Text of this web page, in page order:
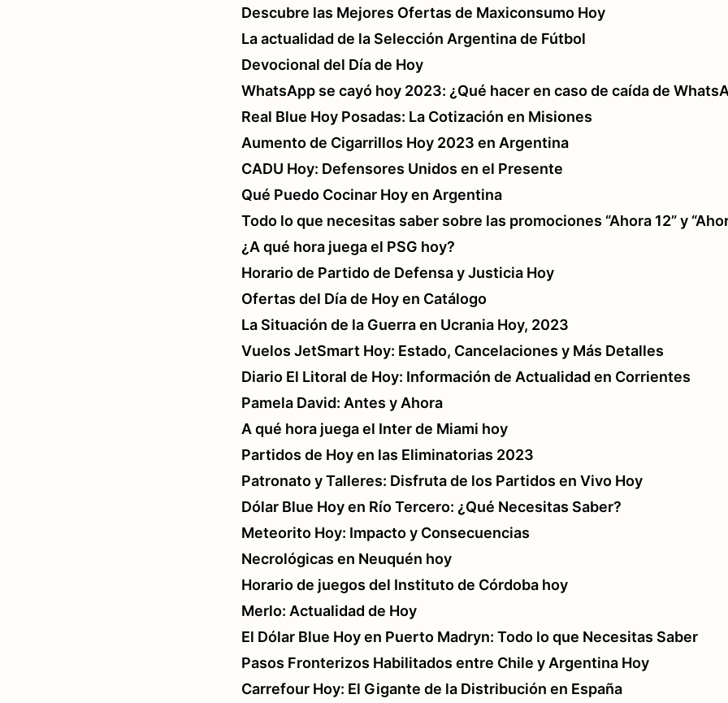
Descubre las Mejores Ofertas de Maxiconsumo Hoy
La actualidad de la Selección Argentina de Fútbol
Devocional del Día de Hoy
WhatsApp se cayó hoy 2023: ¿Qué hacer en caso de caída de
Real Blue Hoy Posadas: La Cotización en Misiones
Aumento de Cigarrillos Hoy 2023 en Argentina
CADU Hoy: Defensores Unidos en el Presente
Qué Puedo Cocinar Hoy en Argentina
Todo lo que necesitas saber sobre las promociones “Ahora 12” y
¿A qué hora juega el PSG hoy?
Horario de Partido de Defensa y Justicia Hoy
Ofertas del Día de Hoy en Catálogo
La Situación de la Guerra en Ucrania Hoy, 2023
Vuelos JetSmart Hoy: Estado, Cancelaciones y Más Detalles
Diario El Litoral de Hoy: Información de Actualidad en Corrientes
Pamela David: Antes y Ahora
A qué hora juega el Inter de Miami hoy
Partidos de Hoy en las Eliminatorias 2023
Patronato y Talleres: Disfruta de los Partidos en Vivo Hoy
Dólar Blue Hoy en Río Tercero: ¿Qué Necesitas Saber?
Meteorito Hoy: Impacto y Consecuencias
Necrológicas en Neuquén hoy
Horario de juegos del Instituto de Córdoba hoy
Merlo: Actualidad de Hoy
El Dólar Blue Hoy en Puerto Madryn: Todo lo que Necesitas Saber
Pasos Fronterizos Habilitados entre Chile y Argentina Hoy
Carrefour Hoy: El Gigante de la Distribución en España